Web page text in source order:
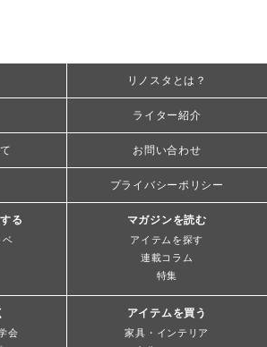
リノスタとは？
ライター紹介
お問い合わせ
プライバシーポリシー
る
ベ
マガジンを読む
アイテムを探す
連載コラム
特集
会
アイテムを買う
家具・インテリア